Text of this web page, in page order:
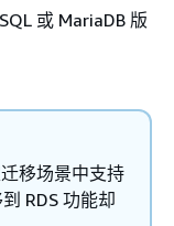
或 MariaDB 版
移场景中支持
RDS 功能却